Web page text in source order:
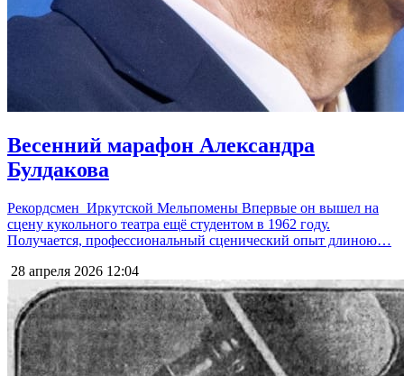
Весенний марафон Александра
Булдакова
Рекордсмен Иркутской Мельпомены Впервые он вышел на
сцену кукольного театра ещё студентом в 1962 году.
Получается, профессиональный сценический опыт длиною…
28 апреля 2026 12:04